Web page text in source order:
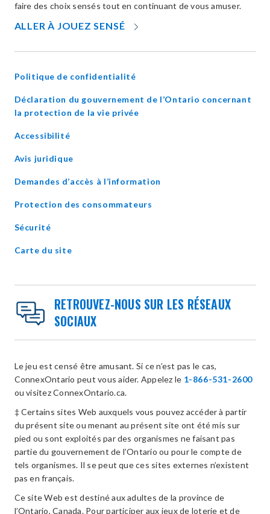
faire des choix sensés tout en continuant de vous amuser.
ALLER À JOUEZ SENSÉ
NEW
Politique de confidentialité
Déclaration du gouvernement de l’Ontario concernant
la protection de la vie privéeopens
Accessibilité
Avis juridique
Demandes d’accès à l’information
Protection des consommateurs
Sécurité
Carte du site
RETROUVEZ-NOUS SUR LES RÉSEAUX
SOCIAUX
Le jeu est censé être amusant. Si ce n’est pas le cas,
ConnexOntario peut vous aider. Appelez le 1-866-531-2600
ou visitez ConnexOntario.ca.
‡ Certains sites Web auxquels vous pouvez accéder à partir
du présent site ou menant au présent site ont été mis sur
pied ou sont exploités par des organismes ne faisant pas
partie du gouvernement de l’Ontario ou pour le compte de
tels organismes. Il se peut que ces sites externes n’existent
pas en français.
Ce site Web est destiné aux adultes de la province de
l’Ontario, Canada. Pour participer aux jeux de loterie et de